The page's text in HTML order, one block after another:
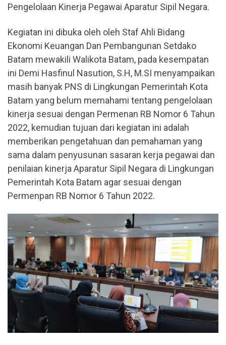
Pengelolaan Kinerja Pegawai Aparatur Sipil Negara.
Kegiatan ini dibuka oleh oleh Staf Ahli Bidang
Ekonomi Keuangan Dan Pembangunan Setdako
Batam mewakili Walikota Batam, pada kesempatan
ini Demi Hasfinul Nasution, S.H, M.SI menyampaikan
masih banyak PNS di Lingkungan Pemerintah Kota
Batam yang belum memahami tentang pengelolaan
kinerja sesuai dengan Permenan RB Nomor 6 Tahun
2022, kemudian tujuan dari kegiatan ini adalah
memberikan pengetahuan dan pemahaman yang
sama dalam penyusunan sasaran kerja pegawai dan
penilaian kinerja Aparatur Sipil Negara di Lingkungan
Pemerintah Kota Batam agar sesuai dengan
Permenpan RB Nomor 6 Tahun 2022.